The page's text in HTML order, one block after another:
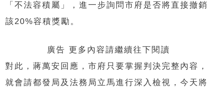
「不法容積屬」，進一步詢問市府是否將直接撤銷
該20%容積獎勵。
廣告 更多內容請繼續往下閱讀
對此，蔣萬安回應，市府只要掌握判決完整內容，
就會請都發局及法務局立馬進行深入檢視，今天將